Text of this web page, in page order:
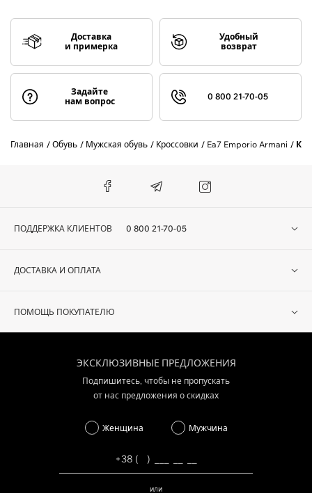
Доставка
и примерка
Удобный
возврат
Задайте
нам вопрос
0 800 21-70-05
Главная Обувь Мужская обувь Кроссовки Ea7 Emporio Armani
ПОДДЕРЖКА КЛИЕНТОВ 0 800 21-70-05
ДОСТАВКА И ОПЛАТА
ПОМОЩЬ ПОКУПАТЕЛЮ
ЭКСКЛЮЗИВНЫЕ ПРЕДЛОЖЕНИЯ
Подпишитесь, чтобы не пропускать
от нас предложения о скидках
Женщина Мужчина
или